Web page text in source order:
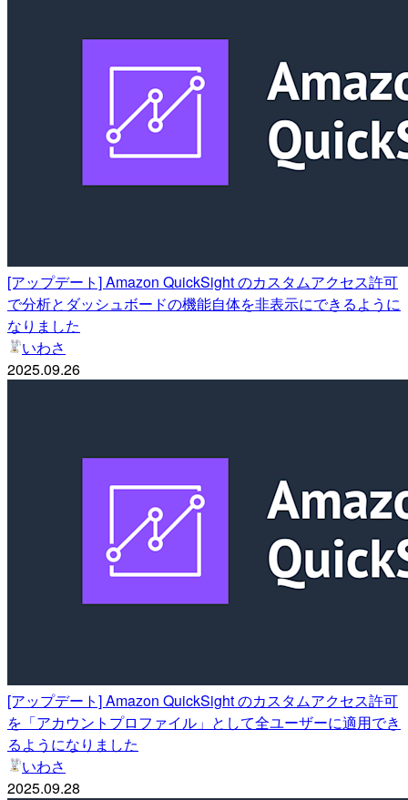
[アップデート] Amazon QuickSight のカスタムアクセス許可
で分析とダッシュボードの機能自体を非表示にできるように
なりました
いわさ
2025.09.26
[アップデート] Amazon QuickSight のカスタムアクセス許可
を「アカウントプロファイル」として全ユーザーに適用でき
るようになりました
いわさ
2025.09.28